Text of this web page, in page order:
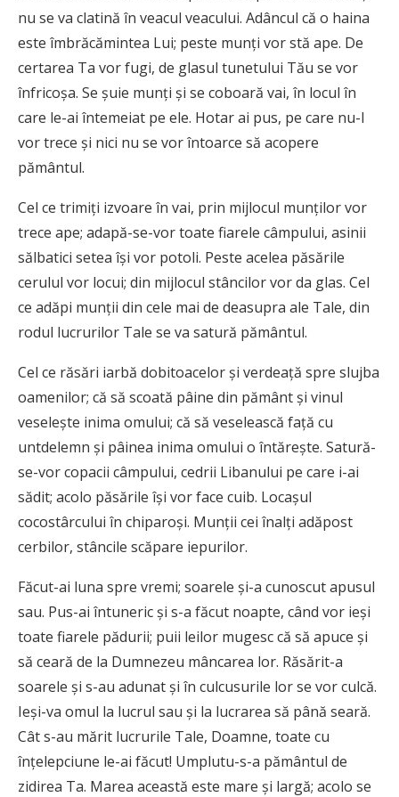
nu se va clatină în veacul veacului. Adâncul că o haina
este îmbrăcămintea Lui; peste munţi vor stă ape. De
certarea Ta vor fugi, de glasul tunetului Tău se vor
înfricoşa. Se şuie munţi şi se coboară vai, în locul în
care le-ai întemeiat pe ele. Hotar ai pus, pe care nu-l
vor trece şi nici nu se vor întoarce să acopere
pământul.
Cel ce trimiţi izvoare în vai, prin mijlocul munţilor vor
trece ape; adapă-se-vor toate fiarele câmpului, asinii
sălbatici setea îşi vor potoli. Peste acelea păsările
cerulul vor locui; din mijlocul stâncilor vor da glas. Cel
ce adăpi munţii din cele mai de deasupra ale Tale, din
rodul lucrurilor Tale se va satură pământul.
Cel ce răsări iarbă dobitoacelor şi verdeaţă spre slujba
oamenilor; că să scoată pâine din pământ şi vinul
veseleşte inima omului; că să veselească faţă cu
untdelemn şi pâinea inima omului o întăreşte. Satură-
se-vor copacii câmpului, cedrii Libanului pe care i-ai
sădit; acolo păsările îşi vor face cuib. Locaşul
cocostârcului în chiparoşi. Munţii cei înalţi adăpost
cerbilor, stâncile scăpare iepurilor.
Făcut-ai luna spre vremi; soarele şi-a cunoscut apusul
sau. Pus-ai întuneric şi s-a făcut noapte, când vor ieşi
toate fiarele pădurii; puii leilor mugesc că să apuce şi
să ceară de la Dumnezeu mâncarea lor. Răsărit-a
soarele şi s-au adunat şi în culcusurile lor se vor culcă.
Ieşi-va omul la lucrul sau şi la lucrarea să până seară.
Cât s-au mărit lucrurile Tale, Doamne, toate cu
înţelepciune le-ai făcut! Umplutu-s-a pământul de
zidirea Ta. Marea această este mare şi largă; acolo se